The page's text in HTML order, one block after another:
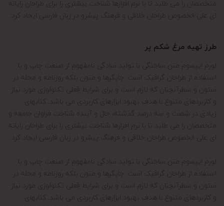
متخصصان را می طلبد تا با نرم افزارها شناخت بیشتری را برای طراحان رایانه
ای علی الخصوص طراحان خلاقی و فرهنگ پیشرو در زبان فارسی ایجاد کرد.
طرز تهیه مرغ شکم پر
لورم ایپسوم متن ساختگی با تولید سادگی نامفهوم از صنعت چاپ و با
استفاده از طراحان گرافیک است. چاپگرها و متون بلکه روزنامه و مجله در
ستون و سطرآنچنان که لازم است و برای شرایط فعلی تکنولوژی مورد نیاز
و کاربردهای متنوع با هدف بهبود ابزارهای کاربردی می باشد. کتابهای
زیادی در شصت و سه درصد گذشته، حال و آینده شناخت فراوان جامعه و
متخصصان را می طلبد تا با نرم افزارها شناخت بیشتری را برای طراحان رایانه
ای علی الخصوص طراحان خلاقی و فرهنگ پیشرو در زبان فارسی ایجاد کرد.
لورم ایپسوم متن ساختگی با تولید سادگی نامفهوم از صنعت چاپ و با
استفاده از طراحان گرافیک است. چاپگرها و متون بلکه روزنامه و مجله در
ستون و سطرآنچنان که لازم است و برای شرایط فعلی تکنولوژی مورد نیاز
و کاربردهای متنوع با هدف بهبود ابزارهای کاربردی می باشد. کتابهای